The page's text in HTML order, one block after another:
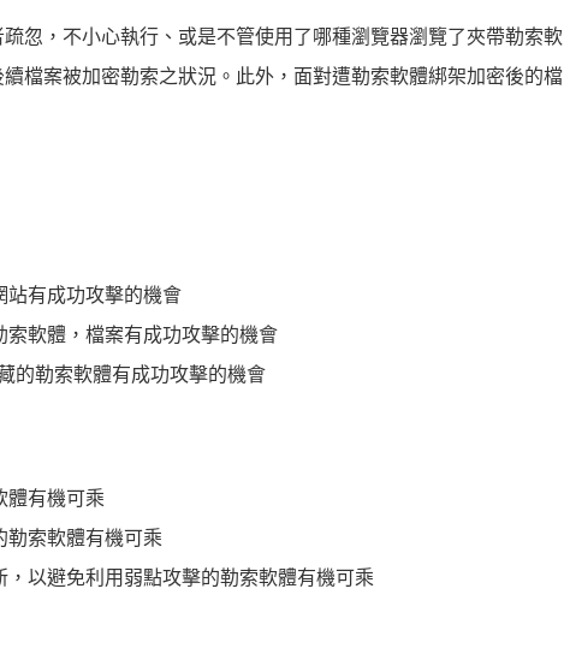
忽，不小心執行、或是不管使用了哪種瀏覽器瀏覽了夾帶勒索軟
檔案被加密勒索之狀況。此外，面對遭勒索軟體綁架加密後的檔
站有成功攻擊的機會
索軟體，檔案有成功攻擊的機會
的勒索軟體有成功攻擊的機會
體有機可乘
勒索軟體有機可乘
，以避免利用弱點攻擊的勒索軟體有機可乘